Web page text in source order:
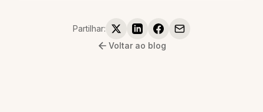
Partilhar:
Voltar ao blog